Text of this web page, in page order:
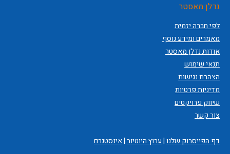
נדלן מאסטר
לפי חברה יזמית
מאמרים ומידע נוסף
אודות נדלן מאסטר
תנאי שימוש
הצהרת נגישות
מדיניות פרטיות
שיווק פרויקטים
צור קשר
דף הפייסבוק שלנו|ערוץ היוטיוב|אינסטגרם